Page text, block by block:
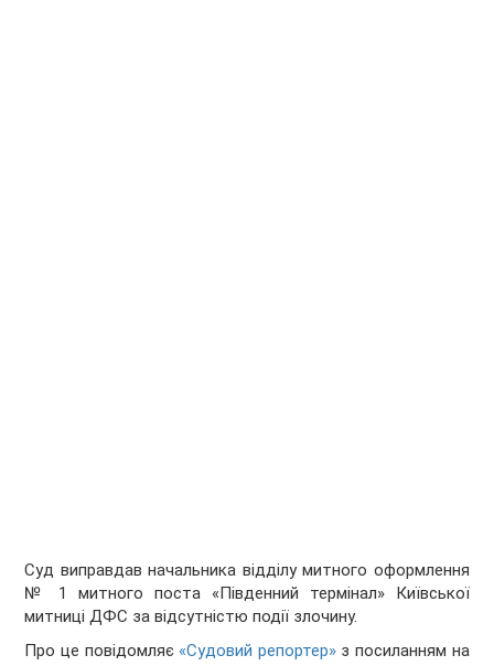
Суд виправдав начальника відділу митного оформлення
№ 1 митного поста «Південний термінал» Київської
митниці ДФС за відсутністю події злочину.
Про це повідомляє «Судовий репортер»з посиланням на